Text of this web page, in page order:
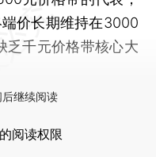
端价长期维持在3000
乏千元价格带核心大
后继续阅读
阅读权限